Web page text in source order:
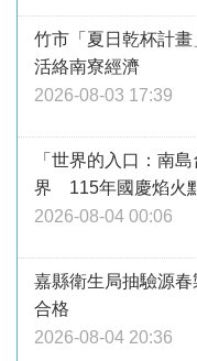
竹市「夏日乾杯計
活絡南寮經濟
2026-08-03 17:39
「世界的入口：南
界 115年國慶焰火
2026-08-04 00:06
嘉縣衛生局抽驗源
合格
2026-08-04 20:36